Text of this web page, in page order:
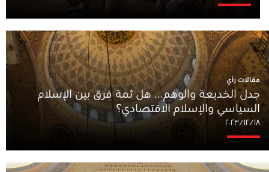
مقالات رأي
جدل الخديعة والوهم... هل ثمة فرق بين الإسلام
السياسي والإسلام الاقتصادي؟
١٨‏/١٢‏/٢٠٢٣